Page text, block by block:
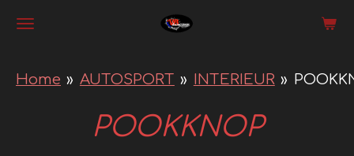
Ga
naar
hoofdinhoud
Home » AUTOSPORT » INTERIEUR »
POOKKNOP